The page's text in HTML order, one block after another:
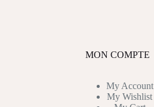
MON COMPTE
My Account
My Wishlist